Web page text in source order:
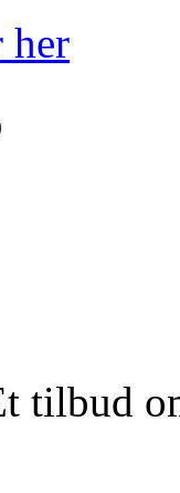
her
tilbud